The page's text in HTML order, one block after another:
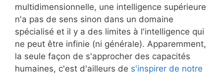
multidimensionnelle, une intelligence supérieure
n'a pas de sens sinon dans un domaine
spécialisé et il y a des limites à l'intelligence qui
ne peut être infinie (ni générale). Apparemment,
la seule façon de s'approcher des capacités
humaines, c'est d'ailleurs de s'inspirer de notre